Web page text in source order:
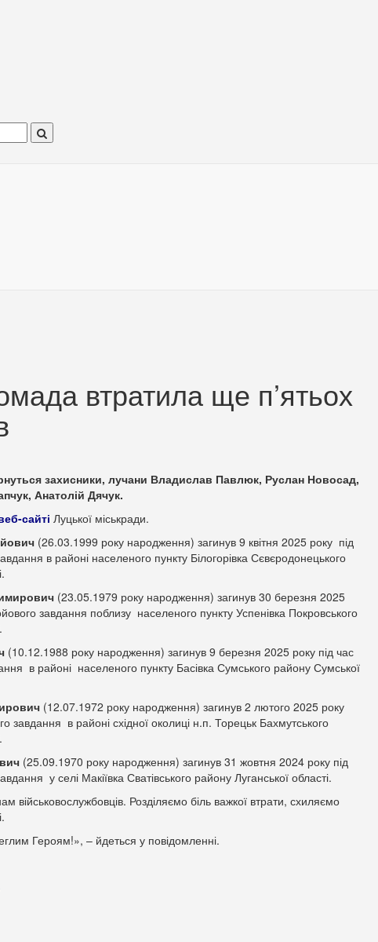
втратила ще п’ятьох
захисники, лучани Владислав Павлюк, Руслан Новосад,
Анатолій Дячук.
сайті Луцької міськради.
(26.03.1999 року народження) загинув 9 квітня 2025 року під
в районі населеного пункту Білогорівка Сєвєродонецького
(23.05.1979 року народження) загинув 30 березня 2025
завдання поблизу населеного пункту Успенівка Покровського
(10.12.1988 року народження) загинув 9 березня 2025 року під час
в районі населеного пункту Басівка Сумського району Сумської
(12.07.1972 року народження) загинув 2 лютого 2025 року
завдання в районі східної околиці н.п. Торецьк Бахмутського
(25.09.1970 року народження) загинув 31 жовтня 2024 року під
у селі Макіївка Сватівського району Луганської області.
військовослужбовців. Розділяємо біль важкої втрати, схиляємо
Героям!», – йдеться у повідомленні.